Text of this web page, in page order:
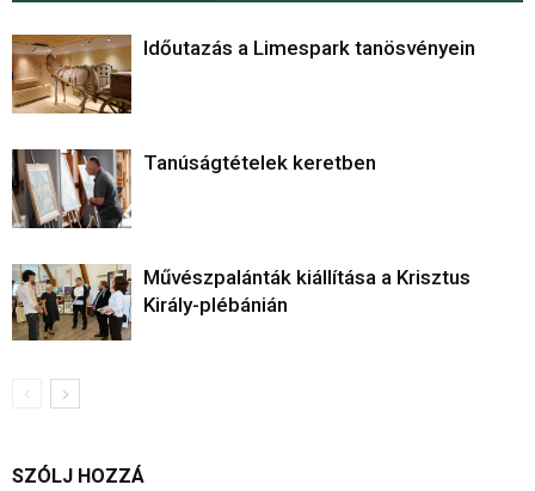
Időutazás a Limespark tanösvényein
Tanúságtételek keretben
Művészpalánták kiállítása a Krisztus
Király-plébánián
SZÓLJ HOZZÁ